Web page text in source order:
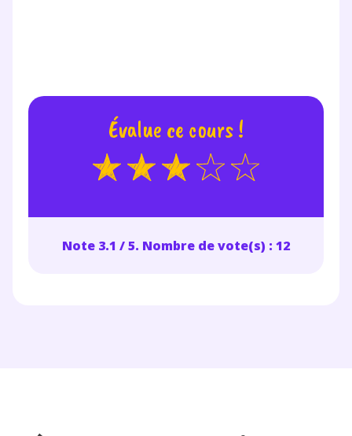
Évalue ce cours !
Note 3.1 / 5. Nombre de vote(s) : 12
désinscrire à tout moment, à travers le lien de
en savoir plus sur la gestion de vos données
notre charte.